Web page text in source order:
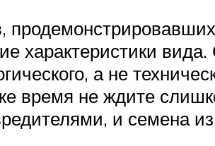
характеристики
а не
время не ждите
и семена